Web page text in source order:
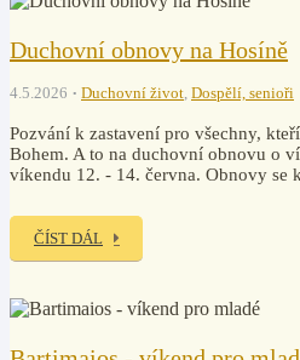
Duchovní obnovy na Hosíně
4.5.2026 Duchovní život, Dospělí, senioři
Pozvání k zastavení pro všechny,
Bohem. A to na duchovní obnovu o
víkendu 12. - 14. června. Obnovy se
ČÍST DÁL